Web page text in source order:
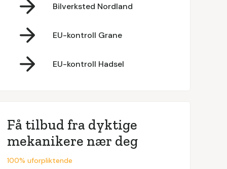
Bilverksted Nordland
EU-kontroll Grane
EU-kontroll Hadsel
Få tilbud fra dyktige
mekanikere nær deg
100% uforpliktende